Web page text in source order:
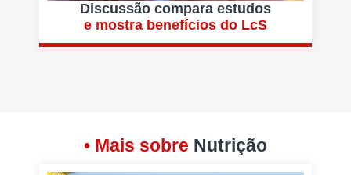
Discussão compara estudos
e mostra benefícios do LcS
• Mais sobre Nutrição